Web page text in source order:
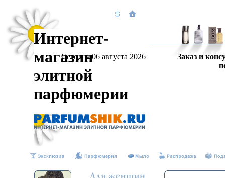
Интернет-
магазин
элитной
парфюмерии
Сегодня 06 августа 2026
Заказ и